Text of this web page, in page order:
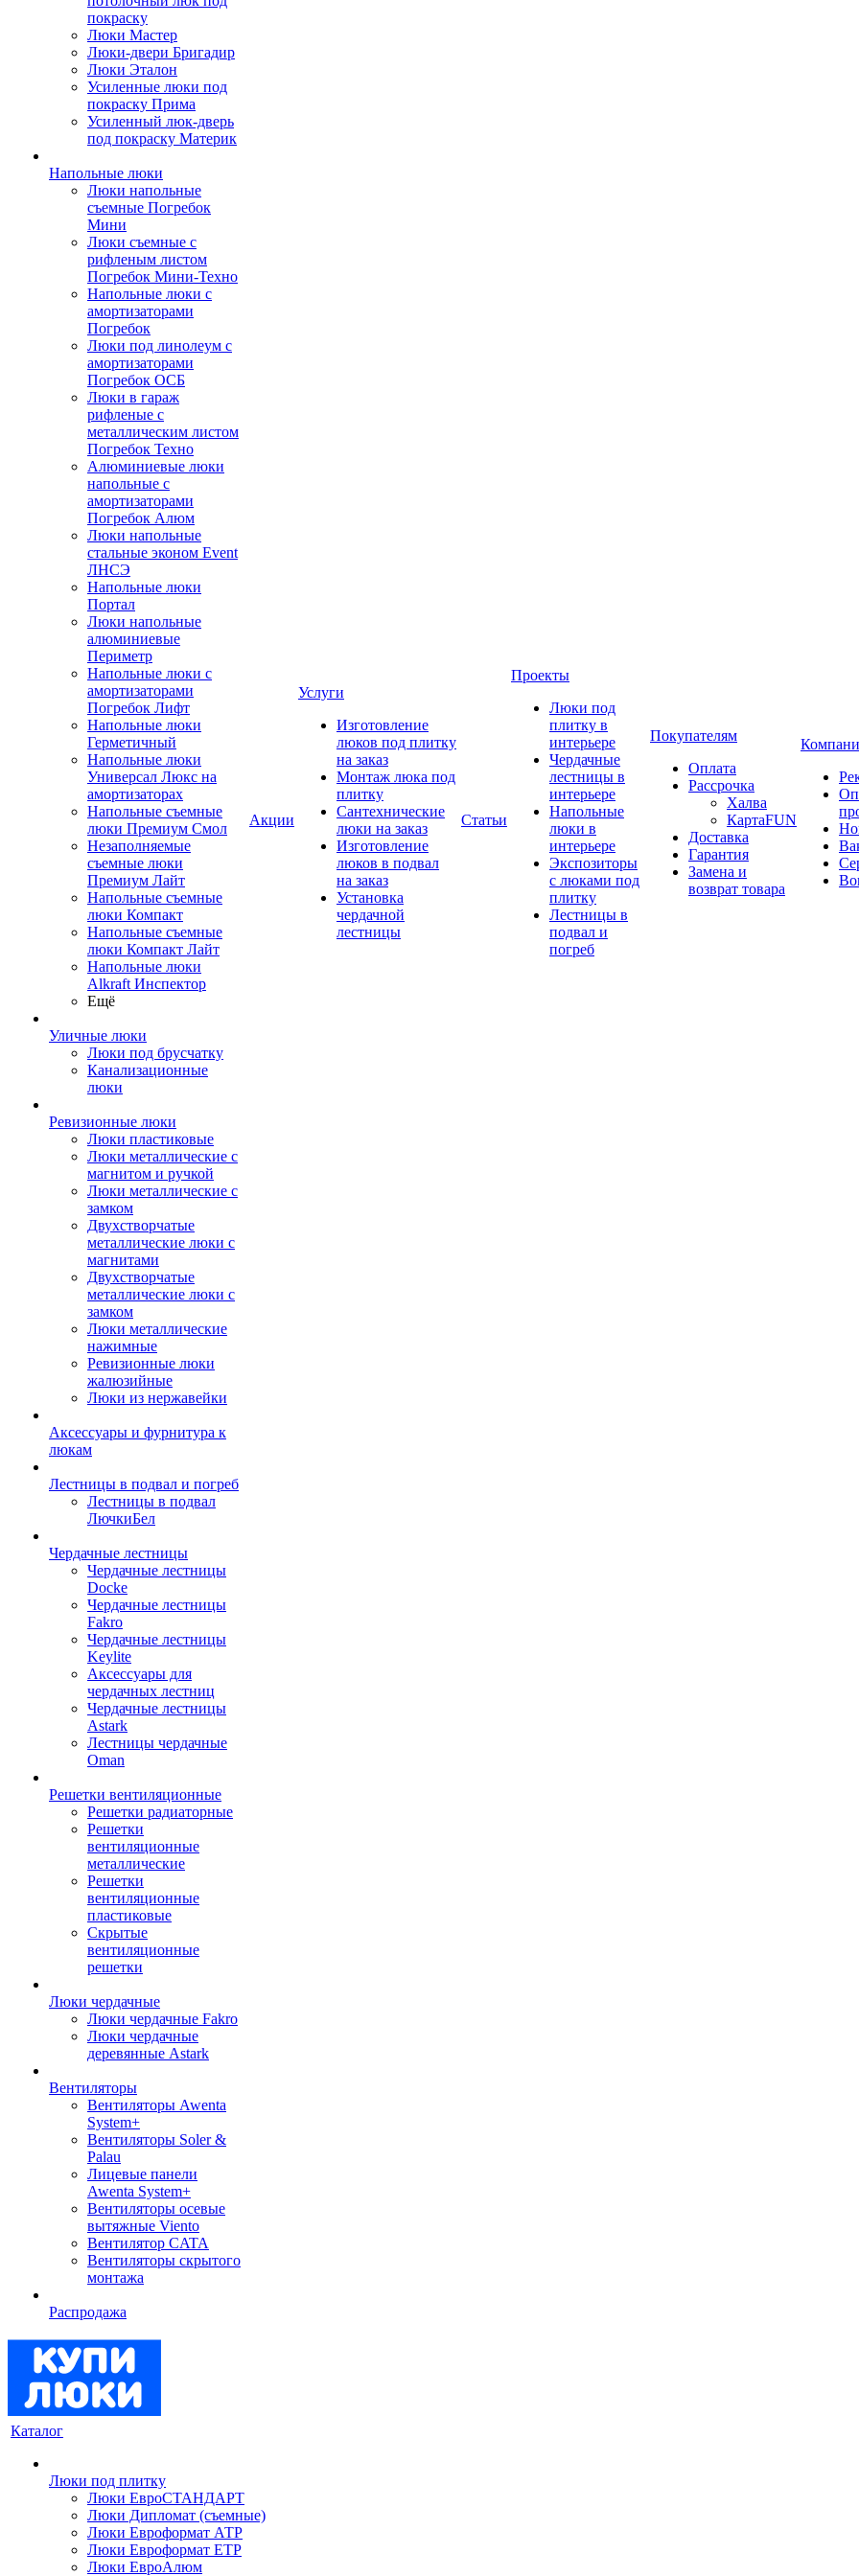
покраску
Люки Мастер
Люки-двери Бригадир
Люки Эталон
Усиленные люки под
покраску Прима
Усиленный люк-дверь
под покраску Материк
Напольные люки
Люки напольные
съемные Погребок
Мини
Люки съемные с
рифленым листом
Погребок Мини-Техно
Напольные люки с
амортизаторами
Погребок
Люки под линолеум с
амортизаторами
Погребок ОСБ
Люки в гараж
рифленые с
металлическим листом
Погребок Техно
Алюминиевые люки
напольные с
амортизаторами
Погребок Алюм
Люки напольные
стальные эконом Event
ЛНСЭ
Напольные люки
Портал
Люки напольные
алюминиевые
Периметр
Напольные люки с
амортизаторами
Погребок Лифт
Напольные люки
Герметичный
Напольные люки
Универсал Люкс на
амортизаторах
Напольные съемные
люки Премиум Смол
Незаполняемые
съемные люки
Премиум Лайт
Напольные съемные
люки Компакт
Напольные съемные
люки Компакт Лайт
Напольные люки
Alkraft Инспектор
Ещё
Уличные люки
Люки под брусчатку
Канализационные
люки
Ревизионные люки
Люки пластиковые
Люки металлические с
магнитом и ручкой
Люки металлические с
замком
Двухстворчатые
металлические люки с
магнитами
Двухстворчатые
металлические люки с
замком
Люки металлические
нажимные
Ревизионные люки
жалюзийные
Люки из нержавейки
Аксессуары и фурнитура к
люкам
Лестницы в подвал и погреб
Лестницы в подвал
ЛючкиБел
Чердачные лестницы
Чердачные лестницы
Docke
Чердачные лестницы
Fakro
Чердачные лестницы
Keylite
Аксессуары для
чердачных лестниц
Чердачные лестницы
Astark
Лестницы чердачные
Oman
Решетки вентиляционные
Решетки радиаторные
Решетки
вентиляционные
металлические
Решетки
вентиляционные
пластиковые
Скрытые
вентиляционные
решетки
Люки чердачные
Люки чердачные Fakro
Люки чердачные
деревянные Astark
Вентиляторы
Вентиляторы Awenta
System+
Вентиляторы Soler &
Palau
Лицевые панели
Awenta System+
Вентиляторы осевые
вытяжные Viento
Вентилятор CATA
Вентиляторы скрытого
монтажа
Распродажа
Акции
Услуги
Изготовление
люков под плитку
на заказ
Монтаж люка под
плитку
Сантехнические
люки на заказ
Изготовление
люков в подвал
на заказ
Установка
чердачной
лестницы
Статьи
Проекты
Люки под
плитку в
интерьере
Чердачные
лестницы в
интерьере
Напольные
люки в
интерьере
Экспозиторы
с люками под
плитку
Лестницы в
подвал и
погреб
Покупателям
Оплата
Рассрочка
Халва
КартаFUN
Доставка
Гарантия
Замена и
возврат товара
Каталог
Люки под плитку
Люки ЕвроСТАНДАРТ
Люки Дипломат (съемные)
Люки Евроформат АТР
Люки Евроформат ЕТР
Люки ЕвроАлюм